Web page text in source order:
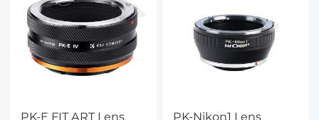
PK-E FIT ART Lens
PK-Nikon1 Lens